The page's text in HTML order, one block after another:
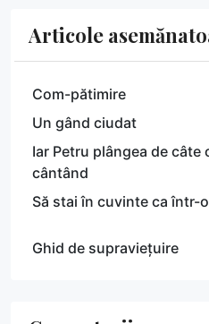
Articole
Com-pătimire
Un gând ciudat
Iar Petru plângea de câte
cântând
Să stai în cuvinte ca într-
Ghid de supraviețuire